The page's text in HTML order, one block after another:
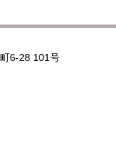
6-28 101号